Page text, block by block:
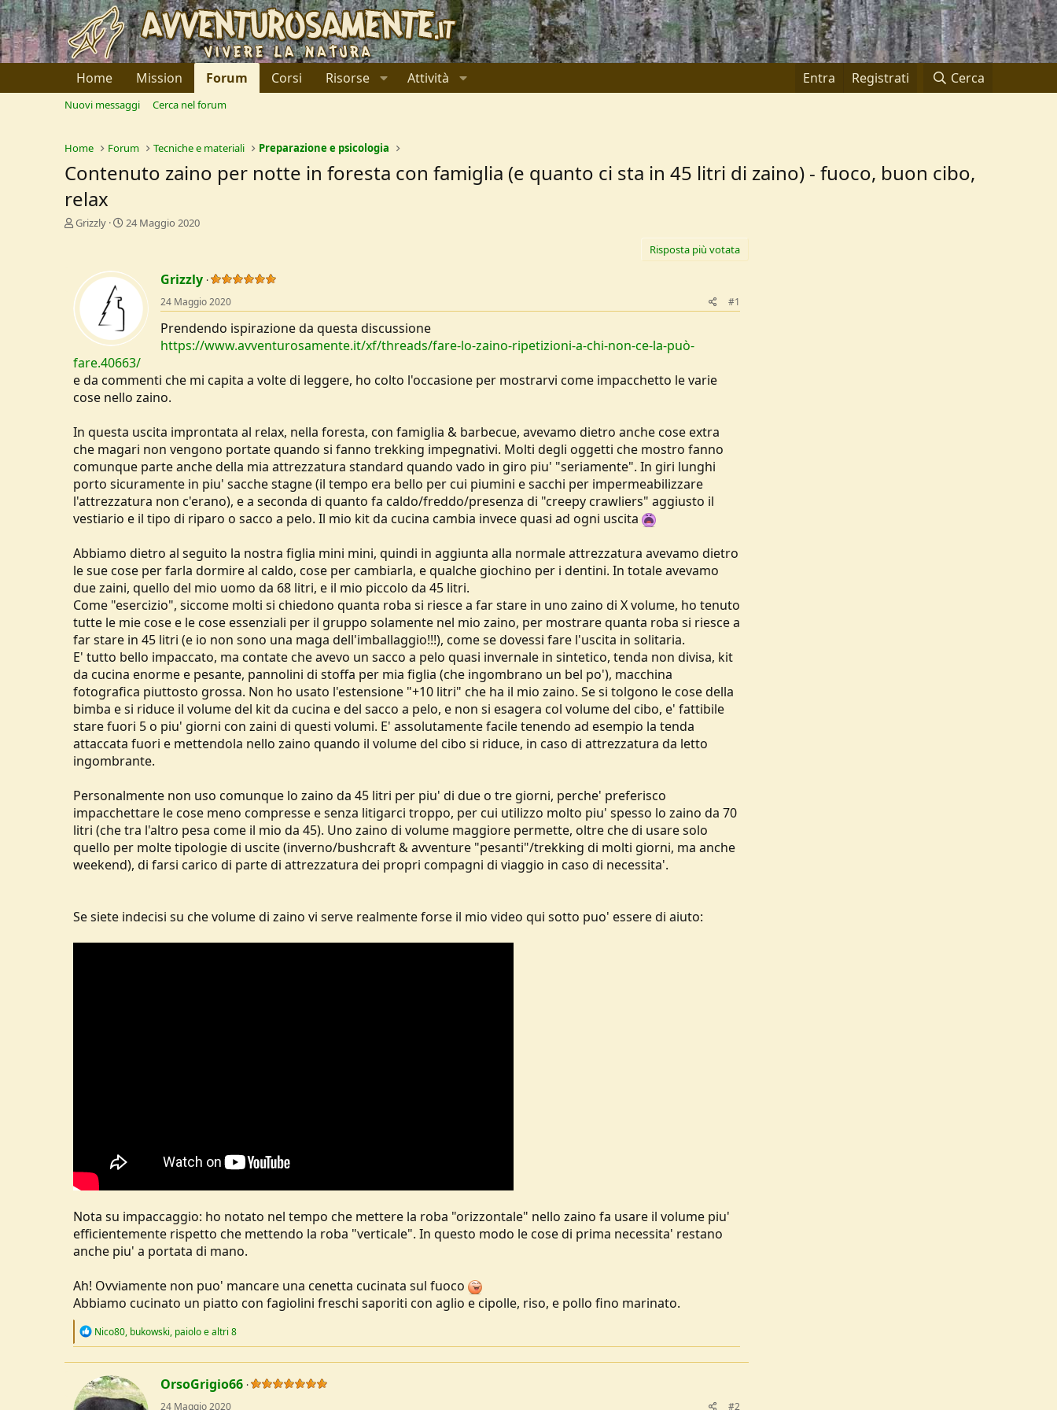
Home Mission Forum Corsi Risorse Attività Entra Registrati Cerca
Nuovi messaggi Cerca nel forum
Home Forum Tecniche e materiali Preparazione e psicologia
Contenuto zaino per notte in foresta con famiglia (e quanto ci sta in 45 litri di zaino) - fuoco, buon cibo,
relax
C
o
r
e
D
s
c
u
s
i
o
n
Grizzly
D
d
i
i
o
24 Maggio 2020
Risposta più votata
Grizzly
24 Maggio 2020 #1
Prendendo ispirazione da questa discussione
https://www.avventurosamente.it/xf/threads/fare-lo-zaino-ripetizioni-a-chi-non-ce-la-può-
fare.40663/
e da commenti che mi capita a volte di leggere, ho colto l'occasione per mostrarvi come impacchetto le varie
cose nello zaino.
In questa uscita improntata al relax, nella foresta, con famiglia & barbecue, avevamo dietro anche cose extra
che magari non vengono portate quando si fanno trekking impegnativi. Molti degli oggetti che mostro fanno
comunque parte anche della mia attrezzatura standard quando vado in giro piu' "seriamente". In giri lunghi
porto sicuramente in piu' sacche stagne (il tempo era bello per cui piumini e sacchi per impermeabilizzare
l'attrezzatura non c'erano), e a seconda di quanto fa caldo/freddo/presenza di "creepy crawliers" aggiusto il
vestiario e il tipo di riparo o sacco a pelo. Il mio kit da cucina cambia invece quasi ad ogni uscita
Abbiamo dietro al seguito la nostra figlia mini mini, quindi in aggiunta alla normale attrezzatura avevamo dietro
le sue cose per farla dormire al caldo, cose per cambiarla, e qualche giochino per i dentini. In totale avevamo
due zaini, quello del mio uomo da 68 litri, e il mio piccolo da 45 litri.
Come "esercizio", siccome molti si chiedono quanta roba si riesce a far stare in uno zaino di X volume, ho tenuto
tutte le mie cose e le cose essenziali per il gruppo solamente nel mio zaino, per mostrare quanta roba si riesce a
far stare in 45 litri (e io non sono una maga dell'imballaggio!!!), come se dovessi fare l'uscita in solitaria.
E' tutto bello impaccato, ma contate che avevo un sacco a pelo quasi invernale in sintetico, tenda non divisa, kit
da cucina enorme e pesante, pannolini di stoffa per mia figlia (che ingombrano un bel po'), macchina
fotografica piuttosto grossa. Non ho usato l'estensione "+10 litri" che ha il mio zaino. Se si tolgono le cose della
bimba e si riduce il volume del kit da cucina e del sacco a pelo, e non si esagera col volume del cibo, e' fattibile
stare fuori 5 o piu' giorni con zaini di questi volumi. E' assolutamente facile tenendo ad esempio la tenda
attaccata fuori e mettendola nello zaino quando il volume del cibo si riduce, in caso di attrezzatura da letto
ingombrante.
Personalmente non uso comunque lo zaino da 45 litri per piu' di due o tre giorni, perche' preferisco
impacchettare le cose meno compresse e senza litigarci troppo, per cui utilizzo molto piu' spesso lo zaino da 70
litri (che tra l'altro pesa come il mio da 45). Uno zaino di volume maggiore permette, oltre che di usare solo
quello per molte tipologie di uscite (inverno/bushcraft & avventure "pesanti"/trekking di molti giorni, ma anche
weekend), di farsi carico di parte di attrezzatura dei propri compagni di viaggio in caso di necessita'.
Se siete indecisi su che volume di zaino vi serve realmente forse il mio video qui sotto puo' essere di aiuto:
Nota su impaccaggio: ho notato nel tempo che mettere la roba "orizzontale" nello zaino fa usare il volume piu'
efficientemente rispetto che mettendo la roba "verticale". In questo modo le cose di prima necessita' restano
anche piu' a portata di mano.
Ah! Ovviamente non puo' mancare una cenetta cucinata sul fuoco
Abbiamo cucinato un piatto con fagiolini freschi saporiti con aglio e cipolle, riso, e pollo fino marinato.
R
t
i
o
Nico80, bukowski, paioloe altri 8
OrsoGrigio66
24 Maggio 2020 #2